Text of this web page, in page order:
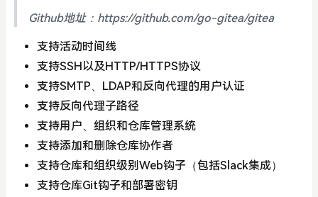
Github地址：https://github.com/go-gitea/gitea
支持活动时间线
支持SSH以及HTTP/HTTPS协议
支持SMTP、LDAP和反向代理的用户认证
支持反向代理子路径
支持用户、组织和仓库管理系统
支持添加和删除仓库协作者
支持仓库和组织级别Web钩子（包括Slack集成）
支持仓库Git钩子和部署密钥